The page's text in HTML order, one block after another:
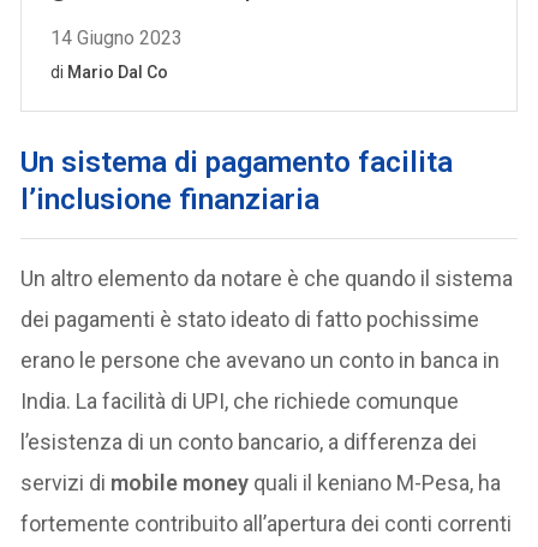
Un sistema di pagamento facilita
l’inclusione finanziaria
Un altro elemento da notare è che quando il sistema
dei pagamenti è stato ideato di fatto pochissime
erano le persone che avevano un conto in banca in
India. La facilità di UPI, che richiede comunque
l’esistenza di un conto bancario, a differenza dei
servizi di mobile money quali il keniano M-Pesa, ha
fortemente contribuito all’apertura dei conti correnti